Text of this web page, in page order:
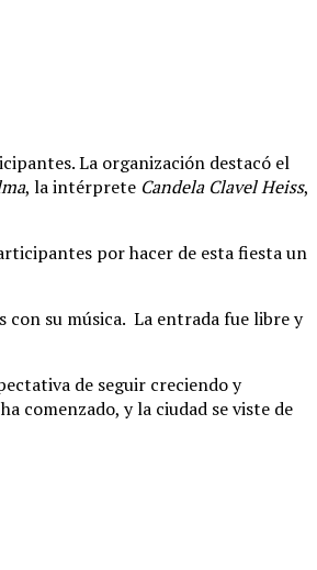
La organización destacó el
, la intérprete Candela Clavel Heiss,
por hacer de esta fiesta un
su música. La entrada fue libre y
de seguir creciendo y
comenzado, y la ciudad se viste de